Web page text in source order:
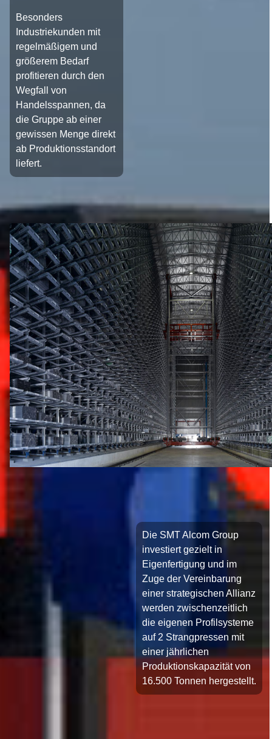
Besonders
Industriekunden mit
regelmäßigem und
größerem Bedarf
profitieren durch den
Wegfall von
Handelsspannen, da
die Gruppe ab einer
gewissen Menge direkt
ab Produktionsstandort
liefert.
Die SMT Alcom Group
investiert gezielt in
Eigenfertigung und im
Zuge der Vereinbarung
einer strategischen Allianz
werden zwischenzeitlich
die eigenen Profilsysteme
auf 2 Strangpressen mit
einer jährlichen
Produktionskapazität von
16.500 Tonnen hergestellt.